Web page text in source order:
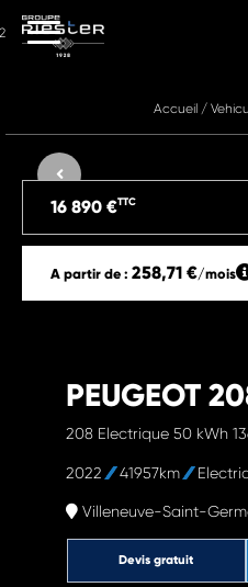
Accueil/
16 890 €TTC
A partir de : 258,71 €/mois
PEUGEOT
208 Electrique 50 kWh
2022 41957km
Villeneuve-Saint-
Devis gratuit